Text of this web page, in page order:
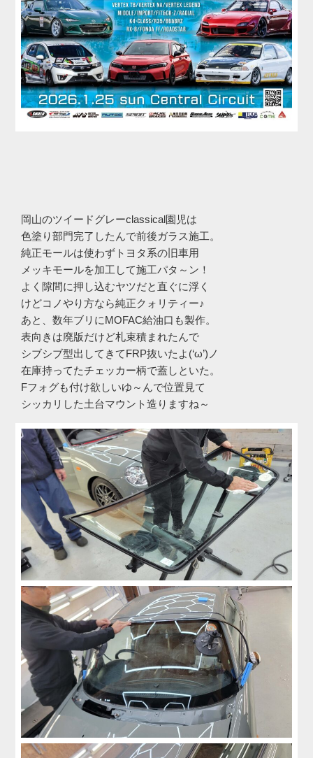
岡山のツイードグレーclassical園児は
色塗り部門完了したんで前後ガラス施工。
純正モールは使わずトヨタ系の旧車用
メッキモールを加工して施工パタ～ン！
よく隙間に押し込むヤツだと直ぐに浮く
けどコノやり方なら純正クォリティー♪
あと、数年ブリにMOFAC給油口も製作。
表向きは廃版だけど札束積まれたんで
シブシブ型出してきてFRP抜いたよ(‘ω’)ノ
在庫持ってたチェッカー柄で蓋しといた。
Fフォグも付け欲しいゆ～んで位置見て
シッカリした土台マウント造りますね～